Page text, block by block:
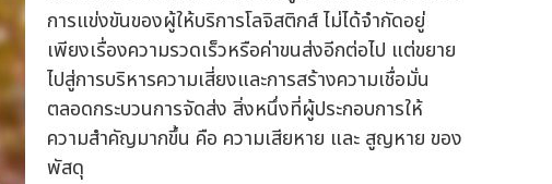
การแข่งขันของผู้ให้บริการโลจิสติกส์ ไม่ได้จำกัดอยู่
เพียงเรื่องความรวดเร็วหรือค่าขนส่งอีกต่อไป แต่ขยาย
ไปสู่การบริหารความเสี่ยงและการสร้างความเชื่อมั่น
ตลอดกระบวนการจัดส่ง สิ่งหนึ่งที่ผู้ประกอบการให้
ความสำคัญมากขึ้น คือ ความเสียหาย และ สูญหาย ของ
พัสดุ